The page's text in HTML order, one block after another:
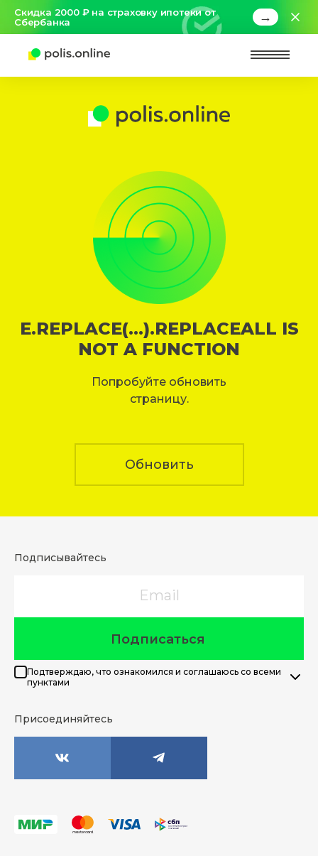
Скидка 2000 ₽ на страховку ипотеки от
Сбербанка
→
E.REPLACE(...).REPLACEALL IS
NOT A FUNCTION
Попробуйте обновить
страницу.
Обновить
Подписывайтесь
Подписаться
Подтверждаю, что ознакомился и соглашаюсь со всеми
пунктами
Присоединяйтесь